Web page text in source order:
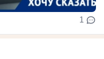
1